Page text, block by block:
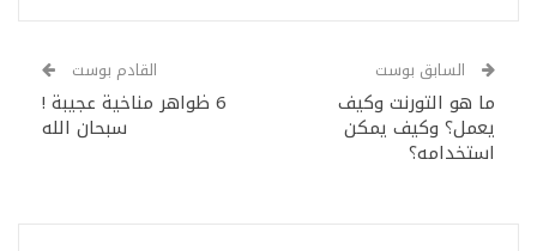
السابق بوست
ما هو التورنت وكيف
يعمل؟ وكيف يمكن
استخدامه؟
القادم بوست
6 ظواهر مناخية عجيبة !
سبحان الله